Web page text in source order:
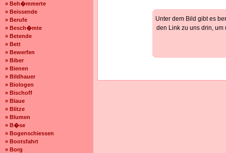
» Beh�mmerte
» Beissende
» Berufe
» Besch�mte
» Betende
» Bett
» Bewerfen
» Biber
» Bienen
» Bildhauer
» Biologen
» Bischoff
» Blaue
» Blitze
» Blumen
» B�se
» Bogenschiessen
» Bootsfahrt
» Borg
Unter dem Bild gibt es
den Link zu uns drin,